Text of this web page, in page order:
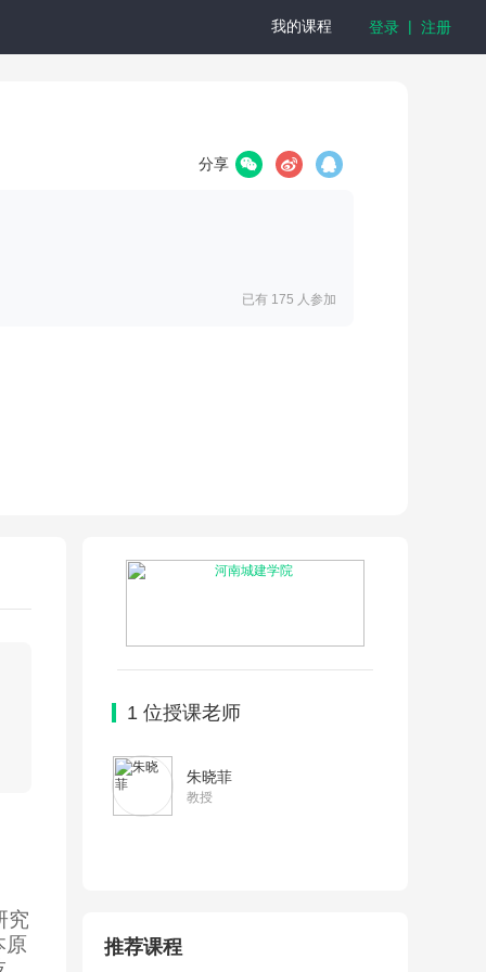
我的课程 登录 | 注册
分享
已有 175 人参加
究
原
1 位授课老师
朱晓菲
教授
推荐课程